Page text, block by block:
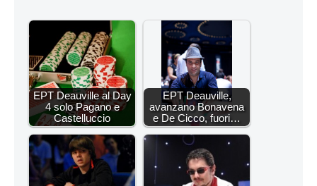
EPT Deauville al Day
4 solo Pagano e
Castelluccio
EPT Deauville,
avanzano Bonavena
e De Cicco, fuori…